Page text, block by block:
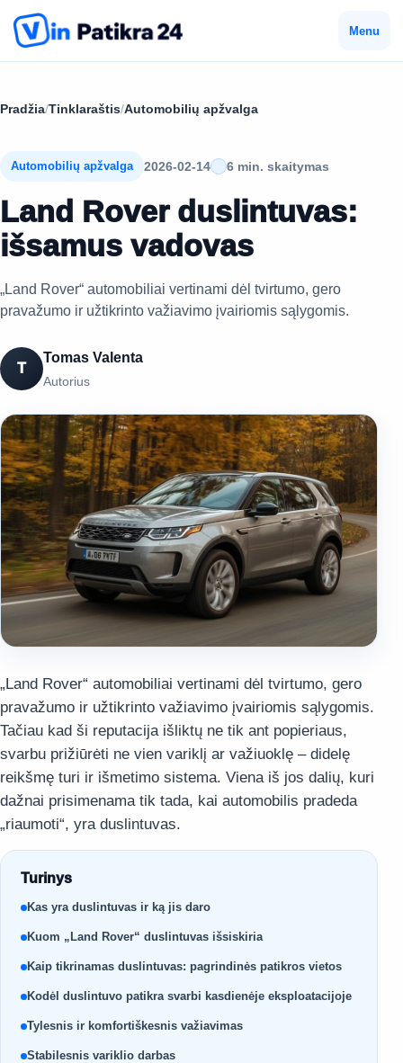
Menu
Pradžia/Tinklaraštis/Automobilių apžvalga
Automobilių apžvalga 2026-02-14 6 min. skaitymas
Land Rover duslintuvas:
išsamus vadovas
„Land Rover“ automobiliai vertinami dėl tvirtumo, gero
pravažumo ir užtikrinto važiavimo įvairiomis sąlygomis.
T
Tomas Valenta
Autorius
„Land Rover“ automobiliai vertinami dėl tvirtumo, gero
pravažumo ir užtikrinto važiavimo įvairiomis sąlygomis.
Tačiau kad ši reputacija išliktų ne tik ant popieriaus,
svarbu prižiūrėti ne vien variklį ar važiuoklę – didelę
reikšmę turi ir išmetimo sistema. Viena iš jos dalių, kuri
dažnai prisimenama tik tada, kai automobilis pradeda
„riaumoti“, yra duslintuvas.
Turinys
Kas yra duslintuvas ir ką jis daro
Kuom „Land Rover“ duslintuvas išsiskiria
Kaip tikrinamas duslintuvas: pagrindinės patikros vietos
Kodėl duslintuvo patikra svarbi kasdienėje eksploatacijoje
Tylesnis ir komfortiškesnis važiavimas
Stabilesnis variklio darbas